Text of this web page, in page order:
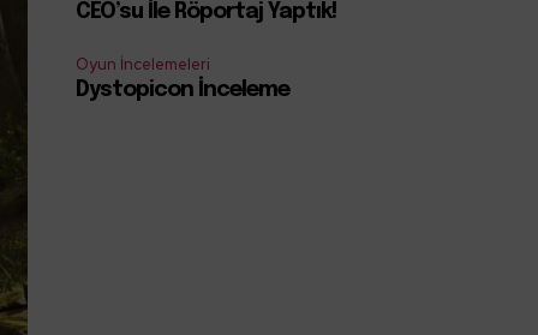
CEO’su İle Röportaj Yaptık!
Oyun İncelemeleri
Dystopicon İnceleme